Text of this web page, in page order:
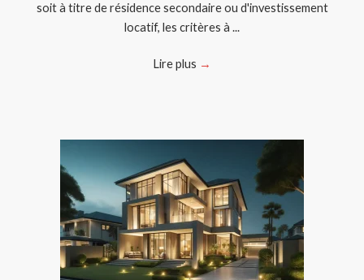
soit à titre de résidence secondaire ou d'investissement
locatif, les critères à ...
Lire plus →